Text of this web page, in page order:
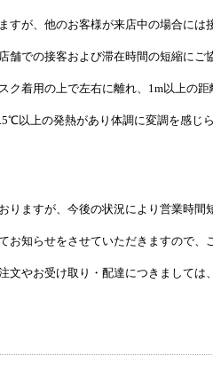
すが、他のお客様が来店中の場合に
舗での接客および滞在時間の短縮にご
ク着用の上で左右に離れ、1m以上の
以上の発熱があり体調に変調を感
りますが、今後の状況により営業時間
お知らせをさせていただきますので、
文やお受け取り・配達につきまして